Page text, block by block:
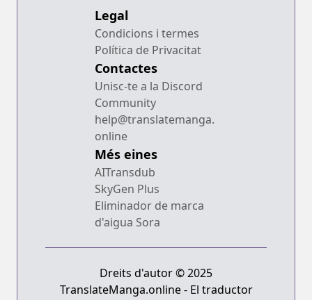
Legal
Condicions i termes
Política de Privacitat
Contactes
Unisc-te a la Discord
Community
help@translatemanga.
online
Més eines
AITransdub
SkyGen Plus
Eliminador de marca
d'aigua Sora
Dreits d'autor © 2025
TranslateManga.online - El traductor